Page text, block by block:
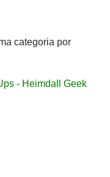
categoria por
- Heimdall Geek